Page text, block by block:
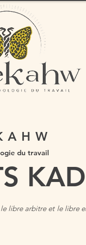
du travail
libre arbitre et le libre